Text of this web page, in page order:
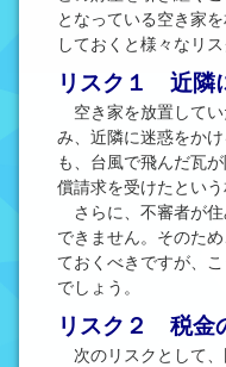
司法書士資格者・受
となっている空き家
しておくと様々なリ
リスク１ 近隣
空き家を放置してい
み、近隣に迷惑をか
も、台風で飛んだ瓦
償請求を受けたという
さらに、不審者が住
できません。そのた
ておくべきですが、
でしょう。
リスク２ 税金
次のリスクとして、